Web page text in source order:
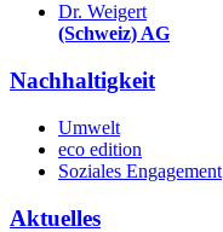
Dr. Weigert
(Schweiz) AG
Nachhaltigkeit
Umwelt
eco edition
Soziales Engagement
Aktuelles